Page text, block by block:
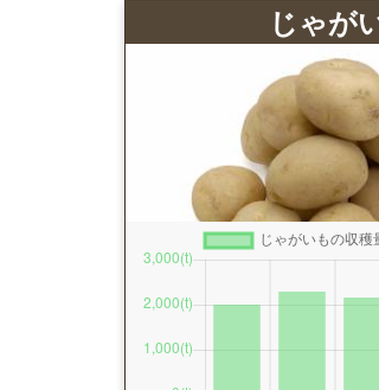
じゃが